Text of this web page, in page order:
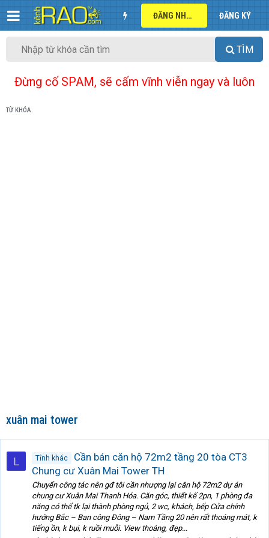
ĐĂNG NHẬP ĐĂNG KÝ
TÌM
Đừng cố SPAM, sẽ cấm vĩnh viễn ngay và luôn
TỪ KHÓA
xuân mai tower
L Tỉnh khác
Cần bán căn hộ 72m2 tầng 20 tòa CT3
Chung cư Xuân Mai Tower TH
Chuyển công tác nên gđ tôi cần nhượng lại căn hộ 72m2 dự án
chung cư Xuân Mai Thanh Hóa. Căn góc, thiết kế 2pn, 1 phòng đa
năng có thể tk lại thành phòng ngủ, 2 wc, khách, bếp Cửa chính
hướng Bắc – Ban công Đông – Nam Tầng 20 nên rất thoáng mát, k
tiếng ồn, k bụi, k ruồi muỗi. View thoáng, đẹp...